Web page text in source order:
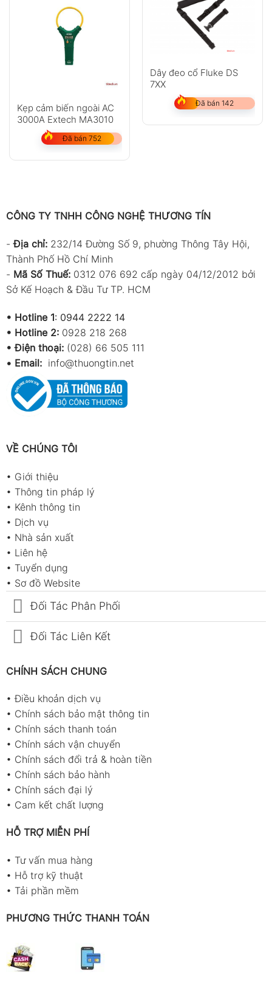
Kẹp cảm biến ngoài AC
3000A Extech MA3010
Đã bán 752
Dây đeo cổ Fluke DS
7XX
Đã bán 142
CÔNG TY TNHH CÔNG NGHỆ THƯƠNG TÍN
-Địa chỉ: 232/14 Đường Số 9, phường Thông Tây Hội,
Thành Phố Hồ Chí Minh
- Mã Số Thuế: 0312 076 692 cấp ngày 04/12/2012 bởi
Sở Kế Hoạch & Đầu Tư TP. HCM
• Hotline 1: 0944 2222 14
• Hotline 2: 0928 218 268
• Điện thoại: (028) 66 505 111
• Email: info@thuongtin.net
VỀ CHÚNG TÔI
• Giới thiệu
• Thông tin pháp lý
• Kênh thông tin
• Dịch vụ
• Nhà sản xuất
• Liên hệ
• Tuyển dụng
• Sơ đồ Website
Đối Tác Phân Phối
Đối Tác Liên Kết
CHÍNH SÁCH CHUNG
•Điều khoản dịch vụ
• Chính sách bảo mật thông tin
• Chính sách thanh toán
• Chính sách vận chuyển
• Chính sách đổi trả & hoàn tiền
• Chính sách bảo hành
• Chính sách đại lý
• Cam kết chất lượng
HỖ TRỢ MIỄN PHÍ
• Tư vấn mua hàng
• Hỗ trợ kỹ thuật
• Tải phần mềm
PHƯƠNG THỨC THANH TOÁN